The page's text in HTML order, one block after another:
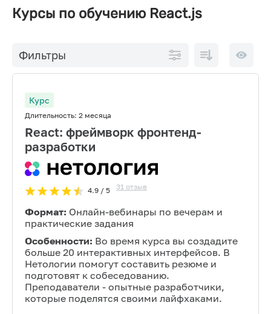
Курсы по обучению React.js
Фильтры
возрастанию
10 на
Курс
Длительность: 2 месяца
React: фреймворк фронтенд-
разработки
4.9/ 5 31 отзыв
Формат: Онлайн-вебинары по вечерам и
практические задания
Особенности: Во время курса вы создадите
больше 20 интерактивных интерфейсов. В
Нетологии помогут составить резюме и
подготовят к собеседованию.
Преподаватели - опытные разработчики,
которые поделятся своими лайфхаками.